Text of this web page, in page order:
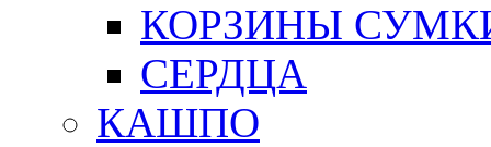
КОРЗИНЫ
СЕРДЦА
КАШПО